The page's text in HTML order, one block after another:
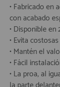
• Fabricado en
con acabado
• Disponible en
• Evita
• Mantén el
• Fácil
• La proa, al